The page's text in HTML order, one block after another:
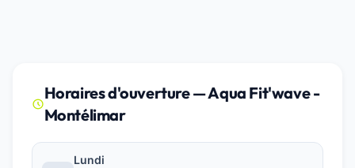
Horaires d'ouverture — Aqua Fit'wave -
Montélimar
Lundi